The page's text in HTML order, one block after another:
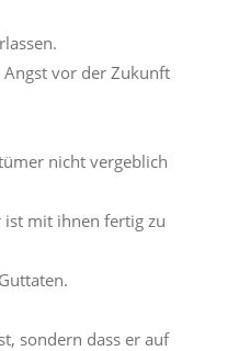
Angst vor der Zukunft
nicht vergeblich
ist mit ihnen fertig zu
sondern dass er auf